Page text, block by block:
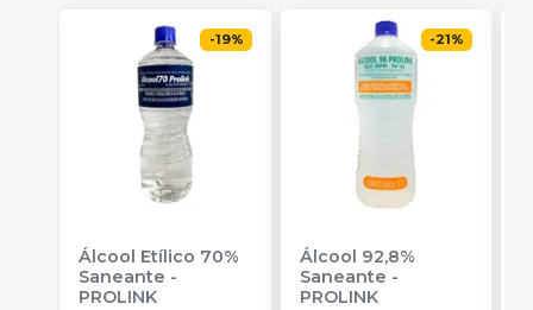
-19%
Álcool Etílico 70%
Saneante -
PROLINK
-21%
Álcool 92,8%
Saneante -
PROLINK